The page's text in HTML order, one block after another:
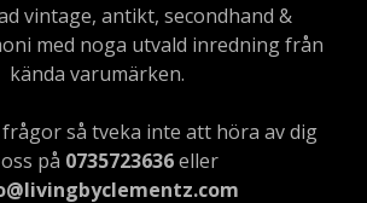
vintage, antikt, secondhand &
med noga utvald inredning från
kända varumärken.
så tveka inte att höra av dig
på 0735723636eller